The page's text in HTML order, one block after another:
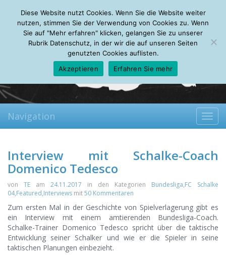
Friday, 07.08.2026
Mein Account
About Autoren Leseempfehlungen FAQ
Navigation
Interview mit Schalke-Coach
Domenico Tedesco
von TE am 24.11.2017 in den Kategorien Bundesliga,FC Schalke
04,Featured,Interviews mit50 Kommentaren
Zum ersten Mal in der Geschichte von Spielverlagerung gibt es
ein Interview mit einem amtierenden Bundesliga-Coach.
Schalke-Trainer Domenico Tedesco spricht über die taktische
Entwicklung seiner Schalker und wie er die Spieler in seine
taktischen Planungen einbezieht.
Diese Website nutzt Cookies. Wenn Sie die Website weiter
nutzen, stimmen Sie der Verwendung von Cookies zu. Wenn
Sie auf "Mehr erfahren" klicken, gelangen Sie zu unserer
Rubrik Datenschutz, in der wir die auf unseren Seiten
genutzten Cookies auflisten.
Akzeptieren
Erfahren Sie mehr